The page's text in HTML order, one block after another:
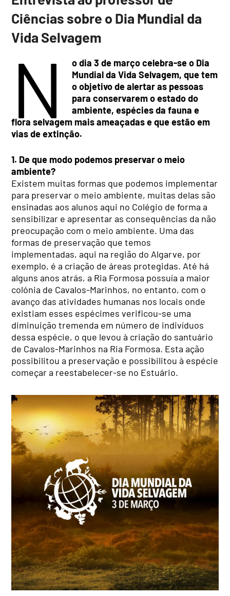
Ciências sobre o Dia Mundial da
Vida Selvagem
N
o dia 3 de março celebra-se o Dia
Mundial da Vida Selvagem, que tem
o objetivo de alertar as pessoas
para conservarem o estado do
ambiente, espécies da fauna e
flora selvagem mais ameaçadas e que estão em
vias de extinção.
1. De que modo podemos preservar o meio
ambiente?
Existem muitas formas que podemos implementar
para preservar o meio ambiente, muitas delas são
ensinadas aos alunos aqui no Colégio de forma a
sensibilizar e apresentar as consequências da não
preocupação com o meio ambiente. Uma das
formas de preservação que temos
implementadas, aqui na região do Algarve, por
exemplo, é a criação de áreas protegidas. Até há
alguns anos atrás, a Ria Formosa possuía a maior
colónia de Cavalos-Marinhos, no entanto, com o
avanço das atividades humanas nos locais onde
existiam esses espécimes verificou-se uma
diminuição tremenda em número de indivíduos
dessa espécie, o que levou à criação do santuário
de Cavalos-Marinhos na Ria Formosa. Esta ação
possibilitou a preservação e possibilitou à espécie
começar a reestabelecer-se no Estuário.